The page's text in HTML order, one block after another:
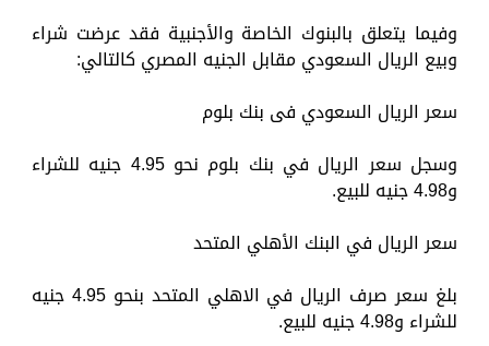
وفيما يتعلق بالبنوك الخاصة والأجنبية فقد عرضت شراء
وبيع الريال السعودي مقابل الجنيه المصري كالتالي:
سعر الريال السعودي فى بنك بلوم
وسجل سعر الريال في بنك بلوم نحو 4.95 جنيه للشراء
و4.98 جنيه للبيع.
سعر الريال في البنك الأهلي المتحد
بلغ سعر صرف الريال في الاهلي المتحد بنحو 4.95 جنيه
للشراء و4.98 جنيه للبيع.